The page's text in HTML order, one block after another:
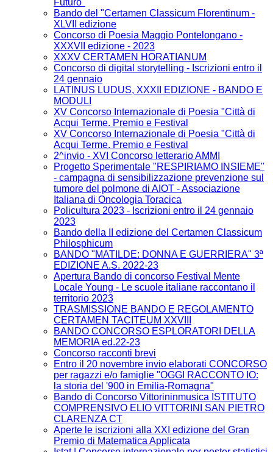
Futuro"
Bando del "Certamen Classicum Florentinum -
XLVII edizione
Concorso di Poesia Maggio Pontelongano -
XXXVII edizione - 2023
XXXV CERTAMEN HORATIANUM
Concorso di digital storytelling - Iscrizioni entro il
24 gennaio
LATINUS LUDUS, XXXII EDIZIONE - BANDO E
MODULI
XV Concorso Internazionale di Poesia "Città di
Acqui Terme. Premio e Festival
XV Concorso Internazionale di Poesia "Città di
Acqui Terme. Premio e Festival
2^invio - XVI Concorso letterario AMMI
Progetto Sperimentale "RESPIRIAMO INSIEME"
- campagna di sensibilizzazione prevenzione sul
tumore del polmone di AIOT - Associazione
Italiana di Oncologia Toracica
Policultura 2023 - Iscrizioni entro il 24 gennaio
2023
Bando della II edizione del Certamen Classicum
Philosphicum
BANDO "MATILDE: DONNA E GUERRIERA" 3ª
EDIZIONE A.S. 2022-23
Apertura Bando di concorso Festival Mente
Locale Young - Le scuole italiane raccontano il
territorio 2023
TRASMISSIONE BANDO E REGOLAMENTO
CERTAMEN TACITEUM XXVIII
BANDO CONCORSO ESPLORATORI DELLA
MEMORIA ed.22-23
Concorso racconti brevi
Entro il 20 novembre invio elaborati CONCORSO
per ragazzi e/o famiglie "OGGI RACCONTO IO:
la storia del '900 in Emilia-Romagna"
Bando di Concorso Vittorininmusica ISTITUTO
COMPRENSIVO ELIO VITTORINI SAN PIETRO
CLARENZA CT
Aperte le iscrizioni alla XXI edizione del Gran
Premio di Matematica Applicata